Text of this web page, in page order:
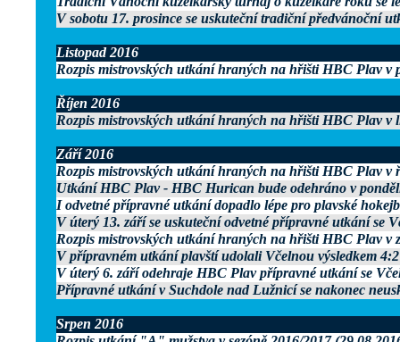
V sobotu 17. prosince se uskuteční tradiční předvánoční
Listopad 2016
Rozpis mistrovských utkání hraných na hřišti HBC Plav v
Říjen 2016
Rozpis mistrovských utkání hraných na hřišti HBC Plav v
Září 2016
Rozpis mistrovských utkání hraných na hřišti HBC Plav v
Utkání HBC Plav - HBC Hurican bude odehráno v
I odvetné přípravné utkání dopadlo lépe pro plavské
V úterý 13. září se uskuteční odvetné přípravné utkání se
Rozpis mistrovských utkání hraných na hřišti HBC Plav v
V přípravném utkání plavští udolali Včelnou výsledkem
V úterý 6. září odehraje HBC Plav přípravné utkání se
Přípravné utkání v Suchdole nad Lužnicí se nakonec
Srpen 2016